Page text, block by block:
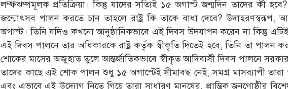
লম্ফঝম্পমূলক প্রতিক্রিয়া। কিন্তু যাদের সত্যিই ১৫ অগাস্ট জন্মদিন তাদের কী
জন্মোৎসব পালন করতে চান তাহলে রাষ্ট্র কি তাকে বাধা দেবে? উদাহরণস্বরূপ,
অগাস্ট। তিনি যদিও কখনো আনুষ্ঠানিকভাবে এই দিবস উদযাপন করেন না কিন্তু
এই দিবস পালনে তার অধিকারকে রাষ্ট্র কর্তৃক স্বীকৃতি দিতেই হবে, তিনি তা
শোকের মাসের অজুহাত তুলে আন্তর্জাতিকভাবে স্বীকৃত আদিবাসী দিবস পালনে
তাদের কাছে এই শোক পালন শুধু ১৫ অগাস্টেই সীমাবদ্ধ নেই, সমগ্র মাসব্যাপী তারা
এবং এভাবে এই উদ্যোগ নিতে গিয়ে তারা সাধারণ মানুষের, প্রান্তিক জনগোষ্ঠীর